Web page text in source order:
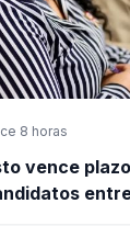
8 horas
vence